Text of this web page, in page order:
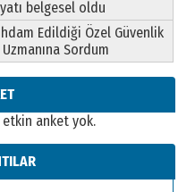
belgesel oldu
Edildiği Özel Güvenlik
Sordum
etkin anket yok.